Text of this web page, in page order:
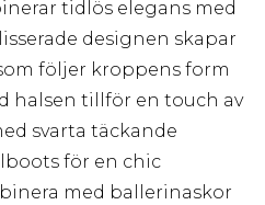
tidlös elegans med
designen skapar
följer kroppens form
halsen tillför en touch av
svarta täckande
för en chic
med ballerinaskor